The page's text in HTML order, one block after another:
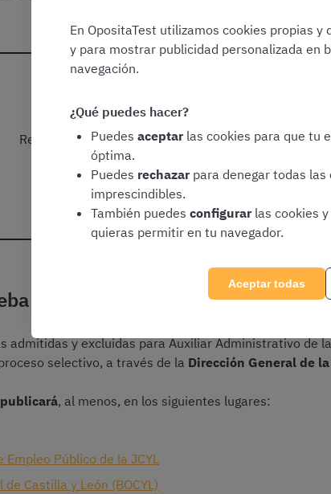
Regístrate gratis y te avisaremos por email de todas
Registrarme gratis en
estos listados?
admitidas y excluidas para Auxiliar Administrativo de
selectivo, a través de la Dirección General de
publicará, al menos, en los siguientes lugares:
Empleo Público de la JCYL
Castilla y León (BOCYL)
En OpositaTest utilizamos cookies propias
y para mostrar publicidad personalizada en
navegación.
¿Qué puedes hacer?
Puedes aceptar las cookies para que tu
óptima.
Puedes rechazar para denegar todas
imprescindibles.
También puedes configurar las cookies
quieras permitir en tu navegador.
Aceptar todas